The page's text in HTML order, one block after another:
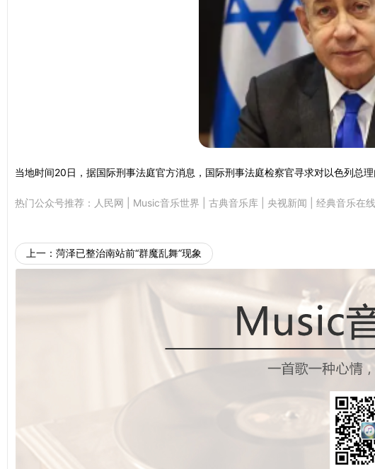
当地时间20日，据国际刑事法庭官方消息，国际刑事法庭检察官寻求对以色列总
热门公众号推荐： 人民网 Music音乐世界 古典音乐库 央视新闻 经典音乐在
上一： 菏泽已整治南站前“群魔乱舞”现象